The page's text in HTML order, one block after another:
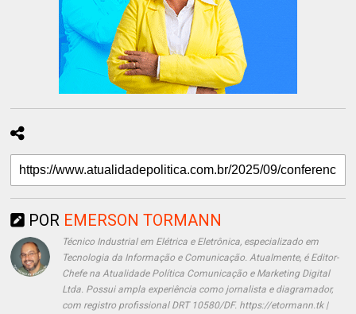
POR EMERSON TORMANN
Técnico Industrial em Elétrica e Eletrônica, especializado em
Tecnologia da Informação e Comunicação. Atualmente, é Editor-
Chefe na Atualidade Política Comunicação e Marketing Digital
Ltda. Possui ampla experiência como jornalista e diagramador,
com registro profissional DRT 10580/DF. https://etormann.tk |